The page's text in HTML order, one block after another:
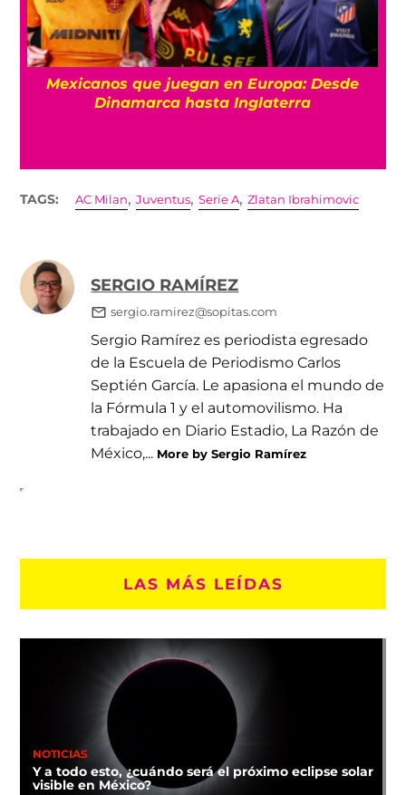
Mexicanos que juegan en Europa: Desde
Dinamarca hasta Inglaterra
TAGS: AC Milan,Juventus,Serie A,Zlatan Ibrahimovic
SERGIO RAMÍREZ
sergio.ramirez@sopitas.com
Sergio Ramírez es periodista egresado
de la Escuela de Periodismo Carlos
Septién García. Le apasiona el mundo de
la Fórmula 1 y el automovilismo. Ha
trabajado en Diario Estadio, La Razón de
México,... More by Sergio Ramírez
LAS MÁS LEÍDAS
NOTICIAS
Y a todo esto, ¿cuándo será el próximo eclipse solar
visible en México?